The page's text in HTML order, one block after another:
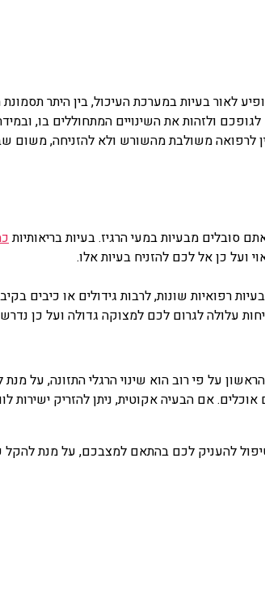
לאור בעיות במערכת העיכול, בין היתר תסמונת
ולזהות את השינויים המתחוללים בו,
משולבת מהשורש ולא להזניחה, משום
מבעיות במעי הרגיז. בעיות בריאותיות
ועל כן אל לכם להזניח בעיות אלו.
רפואיות שונות, לרבות גידולים או כיבים
עלולה לגרום לכם למצוקה גדולה ועל כן
על פי רוב הוא שינוי הרגלי התזונה, על
אם הבעיה אקוטית, ניתן להזריק ישירות
להעניק לכם בהתאם למצבכם, על מנת